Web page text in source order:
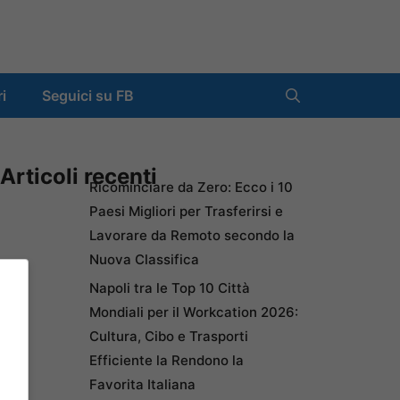
Seguici su FB
Articoli recentiRicominciare da Zero: Ecco i 10
Paesi Migliori per Trasferirsi e
Lavorare da Remoto secondo la
Nuova Classifica
Napoli tra le Top 10 Città
Mondiali per il Workcation 2026:
Cultura, Cibo e Trasporti
Efficiente la Rendono la
Favorita Italiana